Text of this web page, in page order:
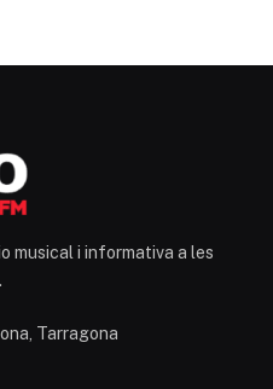
musical i informativa a les
Tarragona